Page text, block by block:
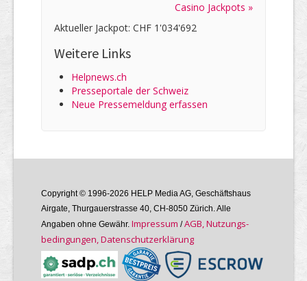
Casino Jackpots »
Aktueller Jackpot: CHF 1'034'692
Weitere Links
Helpnews.ch
Presseportale der Schweiz
Neue Pressemeldung erfassen
Copyright © 1996-2026 HELP Media AG, Geschäftshaus
Airgate, Thurgauer­strasse 40, CH-8050 Zürich. Alle
Angaben ohne Gewähr. Im­pres­sum /AGB, Nutzungs­
bedin­gungen, Daten­schutz­er­klärung